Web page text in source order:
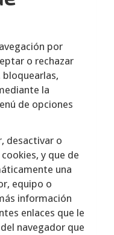
por
o rechazar
la
de opciones
desactivar o
y que de
una
equipo o
información
enlaces que le
navegador que